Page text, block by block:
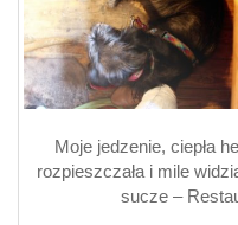
Moje jedzenie, ciepła
rozpieszczała i mile
sucze –